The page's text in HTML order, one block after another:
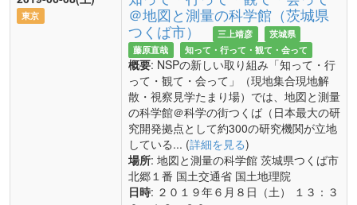
東京
＠地図と測量の科学館（茨城県
つくば市）
三上靖彦
茨城県
藤原直哉
知って・行って・観て・会って
概要: NSPの新しい取り組み「知って・行
って・観て・会って」（現地集合現地解
散・視察見学たまり場）では、地図と測量
の科学館＠科学の街つくば（日本最大の研
究開発拠点として約300の研究機関が立地
している... (詳細を見る)
場所: 地図と測量の科学館 茨城県つくば市
北郷１番 国土交通省 国土地理院
日時: ２０１９年６月８日（土） １３：３